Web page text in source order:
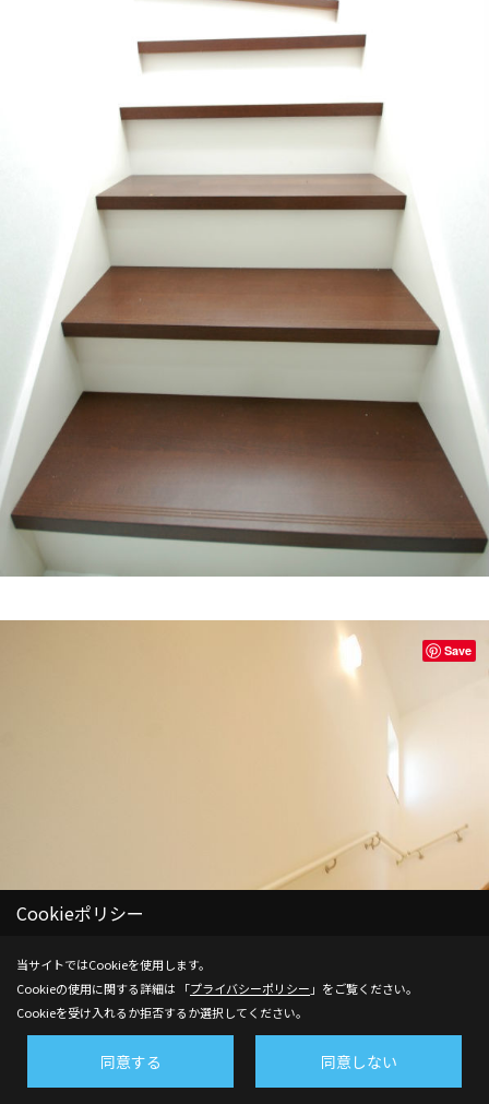
Save
Cookieポリシー
当サイトではCookieを使用します。
Cookieの使用に関する詳細は 「プライバシーポリシー 」をご覧ください。
Cookieを受け入れるか拒否するか選択してください。
同意する 同意しない